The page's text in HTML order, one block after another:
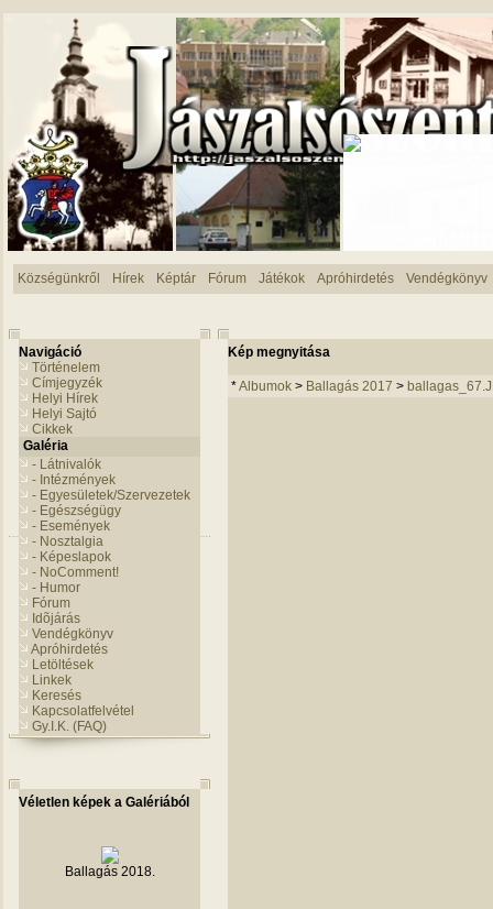
Községünkről Hírek Képtár Fórum Játékok Apróhirdetés Vendégkönyv
Navigáció
Történelem
Címjegyzék
Helyi Hírek
Helyi Sajtó
Cikkek
Galéria
- Látnivalók
- Intézmények
- Egyesületek/Szervezetek
- Egészségügy
- Események
- Nosztalgia
- Képeslapok
- NoComment!
- Humor
Fórum
Idõjárás
Vendégkönyv
Apróhirdetés
Letöltések
Linkek
Keresés
Kapcsolatfelvétel
Gy.I.K. (FAQ)
Véletlen képek a Galériából
Ballagás 2018.
Kép megnyitása
*Albumok > Ballagás 2017 >